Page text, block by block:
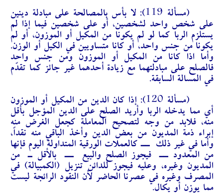
(مسألة 119):
لا بأس بالمصالحة على مبادلة دينين
على شخص واحد لشخصين، أو على شخصين فيما إذا لم
يستلزم الربا كما لو لم يكونا من المكيل أو الموزون، أو لم
يكونا من جنس واحد، أو كانا متساويين في الكيل أو الوزن.
وأما اذا كانا من المكيل أو الموزون ومن جنس واحد
فالصلح على مبادلتهما مع زيادة أحدهما غير جائز كما تقدّم
في المسالة السابقة.
(مسألة 120):
إذا كان الدين من المكيل أو الموزون
أي مما يدخله الربا وأريد الصلح على الدين المؤجل بأقل
منه، فلابد من وجه لتصحيح المعاملة كجعل الغرض منه
إبراء ذمة المديون من بعض الدين وأخذ الباقي منه نقداً،
وأما في غير ذلك ــ كالعملات الورقية المتداولة اليوم فإنها
من المعدود ــ فيجوز الصلح والبيع ــ بالأقل ـ من
المديون وغيره، وعليه فيجوز للدائن تنزيل (الكمبيالة) في
المصرف وغيره في عصرنا الحاضر لأن النقود الرائجة ليست
مما يوزن أو يكال.